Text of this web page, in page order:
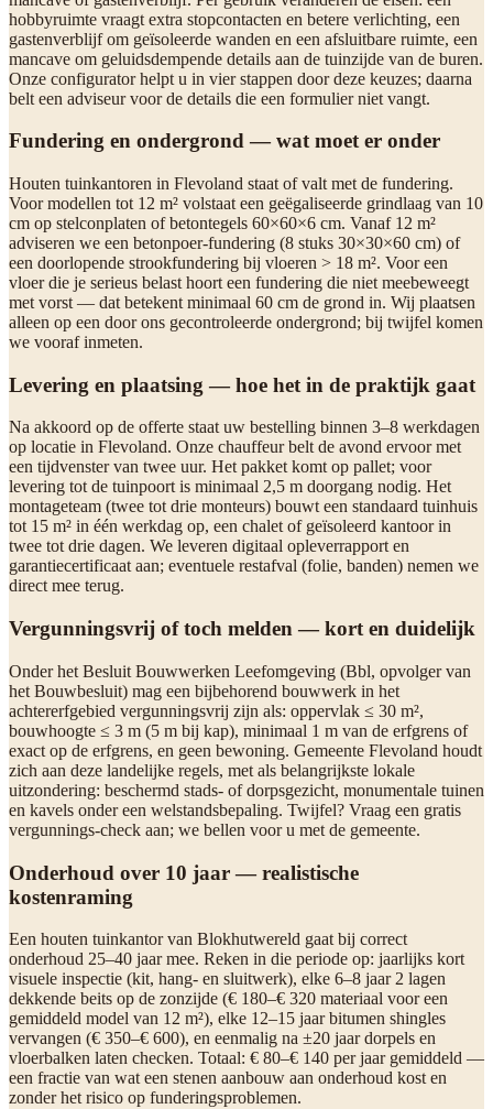
hobbyruimte vraagt extra stopcontacten en betere verlichting, een
gastenverblijf om geïsoleerde wanden en een afsluitbare ruimte, een
mancave om geluidsdempende details aan de tuinzijde van de buren.
Onze configurator helpt u in vier stappen door deze keuzes; daarna
belt een adviseur voor de details die een formulier niet vangt.
Fundering en ondergrond — wat moet er onder
Houten tuinkantoren in Flevoland staat of valt met de fundering.
Voor modellen tot 12 m² volstaat een geëgaliseerde grindlaag van 10
cm op stelconplaten of betontegels 60×60×6 cm. Vanaf 12 m²
adviseren we een betonpoer-fundering (8 stuks 30×30×60 cm) of
een doorlopende strookfundering bij vloeren > 18 m². Voor een
vloer die je serieus belast hoort een fundering die niet meebeweegt
met vorst — dat betekent minimaal 60 cm de grond in. Wij plaatsen
alleen op een door ons gecontroleerde ondergrond; bij twijfel komen
we vooraf inmeten.
Levering en plaatsing — hoe het in de praktijk gaat
Na akkoord op de offerte staat uw bestelling binnen 3–8 werkdagen
op locatie in Flevoland. Onze chauffeur belt de avond ervoor met
een tijdvenster van twee uur. Het pakket komt op pallet; voor
levering tot de tuinpoort is minimaal 2,5 m doorgang nodig. Het
montageteam (twee tot drie monteurs) bouwt een standaard tuinhuis
tot 15 m² in één werkdag op, een chalet of geïsoleerd kantoor in
twee tot drie dagen. We leveren digitaal opleverrapport en
garantiecertificaat aan; eventuele restafval (folie, banden) nemen we
direct mee terug.
Vergunningsvrij of toch melden — kort en duidelijk
Onder het Besluit Bouwwerken Leefomgeving (Bbl, opvolger van
het Bouwbesluit) mag een bijbehorend bouwwerk in het
achtererfgebied vergunningsvrij zijn als: oppervlak ≤ 30 m²,
bouwhoogte ≤ 3 m (5 m bij kap), minimaal 1 m van de erfgrens of
exact op de erfgrens, en geen bewoning. Gemeente Flevoland houdt
zich aan deze landelijke regels, met als belangrijkste lokale
uitzondering: beschermd stads- of dorpsgezicht, monumentale tuinen
en kavels onder een welstandsbepaling. Twijfel? Vraag een gratis
vergunnings-check aan; we bellen voor u met de gemeente.
Onderhoud over 10 jaar — realistische
kostenraming
Een houten tuinkantor van Blokhutwereld gaat bij correct
onderhoud 25–40 jaar mee. Reken in die periode op: jaarlijks kort
visuele inspectie (kit, hang- en sluitwerk), elke 6–8 jaar 2 lagen
dekkende beits op de zonzijde (€ 180–€ 320 materiaal voor een
gemiddeld model van 12 m²), elke 12–15 jaar bitumen shingles
vervangen (€ 350–€ 600), en eenmalig na ±20 jaar dorpels en
vloerbalken laten checken. Totaal: € 80–€ 140 per jaar gemiddeld —
een fractie van wat een stenen aanbouw aan onderhoud kost en
zonder het risico op funderingsproblemen.